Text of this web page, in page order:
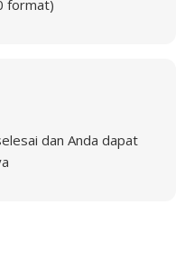
format)
dan Anda dapat